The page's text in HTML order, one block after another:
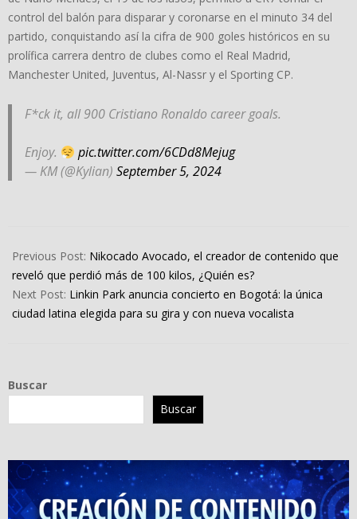
control del balón para disparar y coronarse en el minuto 34 del
partido, conquistando así la cifra de 900 goles históricos en su
prolífica carrera dentro de clubes como el Real Madrid,
Manchester United, Juventus, Al-Nassr y el Sporting CP.
F*ck it, all 900 Cristiano Ronaldo career goals.
Enjoy.
pic.twitter.com/6CDd8Mejug
— KM (@Kylian) September 5, 2024
09-
07
Previous Post: Nikocado Avocado, el creador de contenido que
reveló que perdió más de 100 kilos, ¿Quién es?
Next Post: Linkin Park anuncia concierto en Bogotá: la única
ciudad latina elegida para su gira y con nueva vocalista
Buscar
Buscar